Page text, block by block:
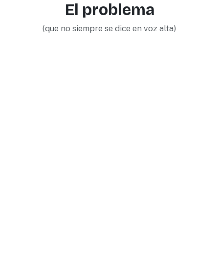
El problema
(que no siempre se dice en voz alta)